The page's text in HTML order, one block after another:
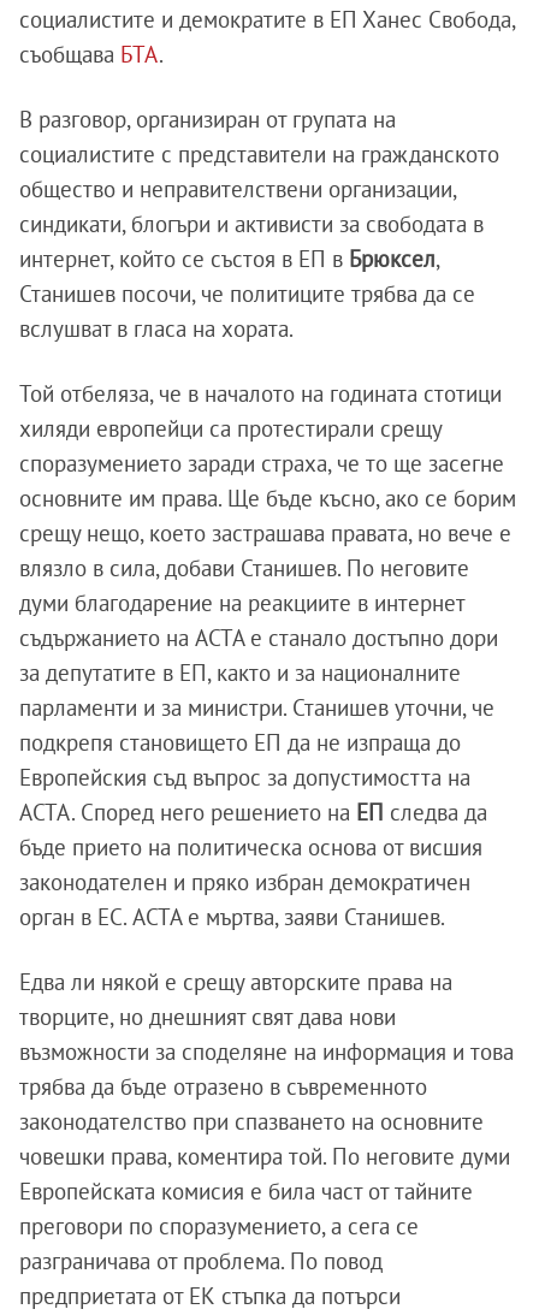
социалистите и демократите в ЕП Ханес Свобода,
съобщава БТА.
В разговор, организиран от групата на
социалистите с представители на гражданското
общество и неправителствени организации,
синдикати, блогъри и активисти за свободата в
интернет, който се състоя в ЕП в Брюксел,
Станишев посочи, че политиците трябва да се
вслушват в гласа на хората.
Той отбеляза, че в началото на годината стотици
хиляди европейци са протестирали срещу
споразумението заради страха, че то ще засегне
основните им права. Ще бъде късно, ако се борим
срещу нещо, което застрашава правата, но вече е
влязло в сила, добави Станишев. По неговите
думи благодарение на реакциите в интернет
съдържанието на ACTA е станало достъпно дори
за депутатите в ЕП, както и за националните
парламенти и за министри. Станишев уточни, че
подкрепя становището ЕП да не изпраща до
Европейския съд въпрос за допустимостта на
ACTA. Според него решението на ЕП следва да
бъде прието на политическа основа от висшия
законодателен и пряко избран демократичен
орган в ЕС. ACTA е мъртва, заяви Станишев.
Едва ли някой е срещу авторските права на
творците, но днешният свят дава нови
възможности за споделяне на информация и това
трябва да бъде отразено в съвременното
законодателство при спазването на основните
човешки права, коментира той. По неговите думи
Европейската комисия е била част от тайните
преговори по споразумението, а сега се
разграничава от проблема. По повод
предприетата от ЕК стъпка да потърси